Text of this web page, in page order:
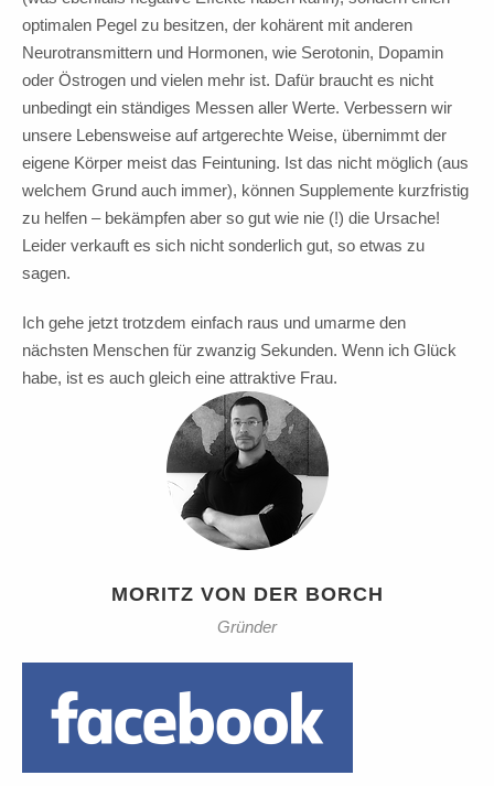
optimalen Pegel zu besitzen, der kohärent mit anderen
Neurotransmittern und Hormonen, wie Serotonin, Dopamin
oder Östrogen und vielen mehr ist. Dafür braucht es nicht
unbedingt ein ständiges Messen aller Werte. Verbessern wir
unsere Lebensweise auf artgerechte Weise, übernimmt der
eigene Körper meist das Feintuning. Ist das nicht möglich (aus
welchem Grund auch immer), können Supplemente kurzfristig
zu helfen – bekämpfen aber so gut wie nie (!) die Ursache!
Leider verkauft es sich nicht sonderlich gut, so etwas zu
sagen.
Ich gehe jetzt trotzdem einfach raus und umarme den
nächsten Menschen für zwanzig Sekunden. Wenn ich Glück
habe, ist es auch gleich eine attraktive Frau.
MORITZ VON DER BORCH
Gründer